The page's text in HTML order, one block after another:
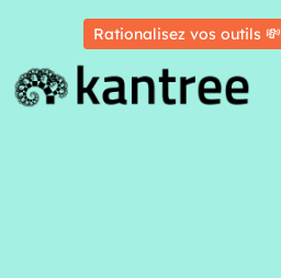
Rationalisez vos outils 💸